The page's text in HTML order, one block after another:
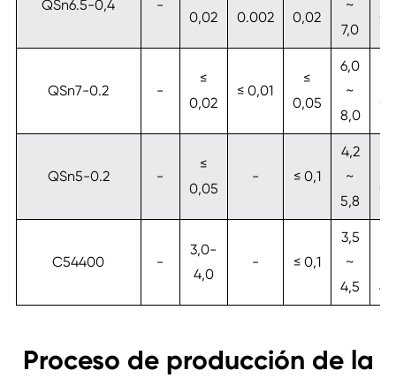
QSn6.5-0,4 -
0,02
0.002
0,02
~
7,0
QSn7-0.2 -
≤
0,02
≤ 0,01
≤
0,05
6,0
~
8,0
QSn5-0.2 -
≤
0,05
- ≤ 0,1
4,2
~
5,8
C54400 -
3,0-
4,0
- ≤ 0,1
3,5
~
4,5
Proceso de producción de la